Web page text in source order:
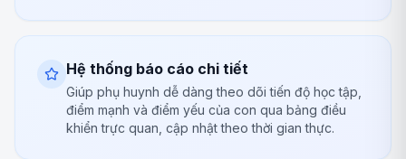
Hệ thống báo cáo chi tiết
Giúp phụ huynh dễ dàng theo dõi tiến độ học tập,
điểm mạnh và điểm yếu của con qua bảng điều
khiển trực quan, cập nhật theo thời gian thực.